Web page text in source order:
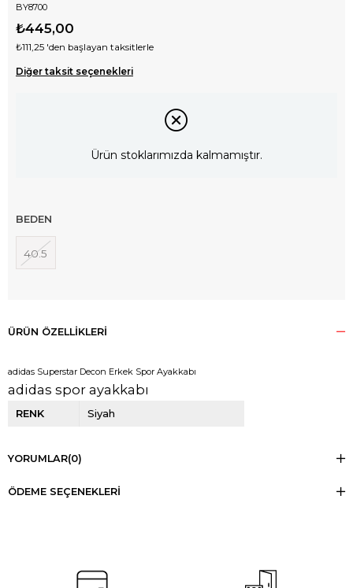
BY8700
₺445,00
₺111,25 'den başlayan taksitlerle
Diğer taksit seçenekleri
Ürün stoklarımızda kalmamıştır.
BEDEN
40.5
ÜRÜN ÖZELLIKLERI
adidas Superstar Decon Erkek Spor Ayakkabı
adidas spor ayakkabı
RENK Siyah
YORUMLAR(0)
ÖDEME SEÇENEKLERI